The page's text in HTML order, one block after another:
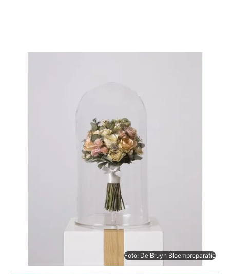
Foto: De Bruyn Bloempreparatie